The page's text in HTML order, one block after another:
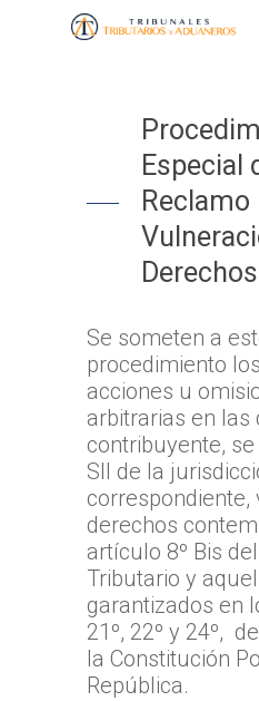
Presione ENTER
para cerrar
Especial
Reclamo
Derechos
Se someten a
procedimiento
acciones u
arbitrarias en las
contribuyente, se
SII de la
correspondiente,
derechos
artículo 8º Bis
Tributario y
garantizados en
21º, 22º y 24º,
la Constitución
República.